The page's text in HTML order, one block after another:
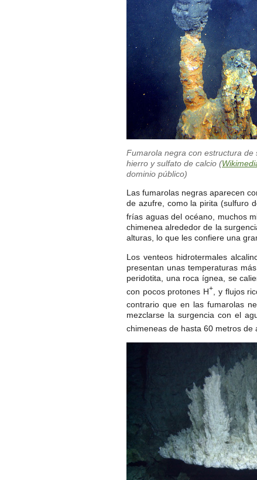
Fumarola negra con estructura de
hierro y sulfato de calcio (
dominio público)
Las fumarolas negras aparecen
de azufre, como la pirita (sulfuro
frías aguas del océano, muchos
chimenea alrededor de la
alturas, lo que les confiere una
Los venteos hidrotermales
presentan unas temperaturas
peridotita, una roca ígnea, se
con pocos protones H+ , y flujos
contrario que en las fumarolas
mezclarse la surgencia con el
chimeneas de hasta 60 metros